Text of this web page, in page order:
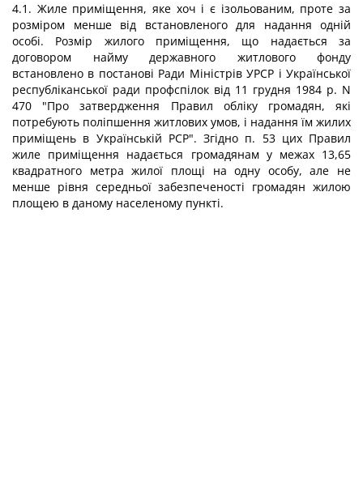
4.1. Жиле приміщення, яке хоч і є ізольованим, проте за
розміром менше від встановленого для надання одній
особі. Розмір жилого приміщення, що надається за
договором найму державного житлового фонду
встановлено в постанові Ради Міністрів УРСР і Української
республіканської ради профспілок від 11 грудня 1984 р. N
470 "Про затвердження Правил обліку громадян, які
потребують поліпшення житлових умов, і надання їм жилих
приміщень в Українській РСР". Згідно п. 53 цих Правил
жиле приміщення надається громадянам у межах 13,65
квадратного метра жилої площі на одну особу, але не
менше рівня середньої забезпеченості громадян жилою
площею в даному населеному пункті.